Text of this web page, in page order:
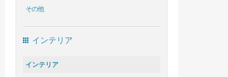
その他
インテリア
インテリア